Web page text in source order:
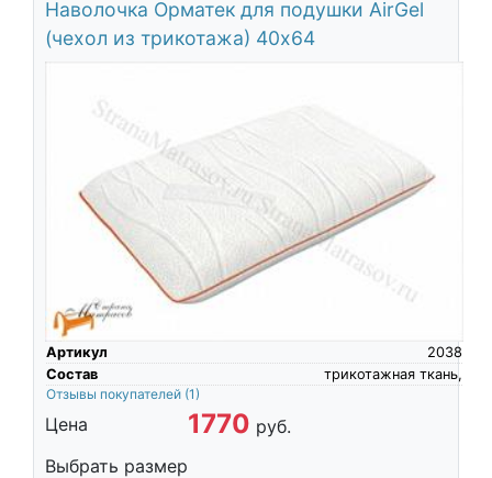
Наволочка Орматек для подушки AirGel
(чехол из трикотажа) 40х64
Артикул
2038
Состав
трикотажная ткань,
Отзывы покупателей (1)
Цена 1770 руб.
Выбрать размер